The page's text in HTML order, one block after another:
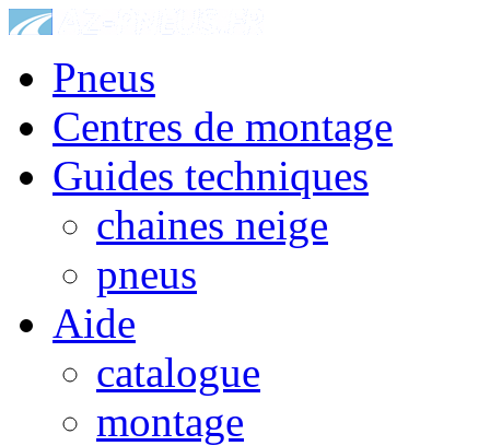
Pneus
Centres de montage
Guides techniques
chaines neige
pneus
Aide
catalogue
montage